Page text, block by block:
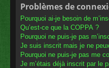
Problèmes de
Pourquoi ai-je besoin de
Qu’est-ce que la COPPA ?
Pourquoi ne puis-je pas
Je suis inscrit mais je ne
Pourquoi ne puis-je pas me
Je m’étais déjà inscrit par le